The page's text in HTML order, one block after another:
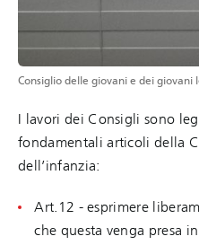
Consiglio delle giovani e dei giovani
I lavori dei Consigli sono
fondamentali articoli della
dell’infanzia:
Art.12 - esprimere
che questa venga presa